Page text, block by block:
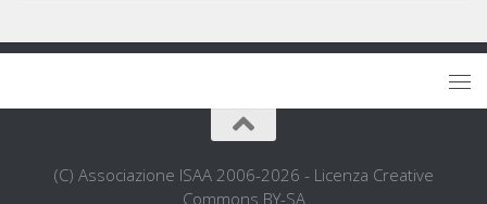
(C) Associazione ISAA 2006-2026 - Licenza Creative
Commons BY-SA